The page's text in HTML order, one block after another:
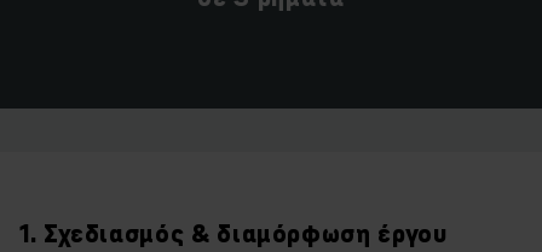
1. Σχεδιασμός & διαμόρφωση έργου